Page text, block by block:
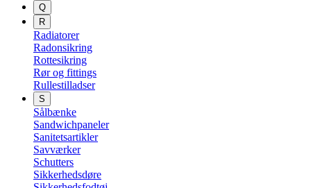
Q
R
Radiatorer
Radonsikring
Rottesikring
Rør og fittings
Rullestilladser
S
Sålbænke
Sandwichpaneler
Sanitetsartikler
Savværker
Schutters
Sikkerhedsdøre